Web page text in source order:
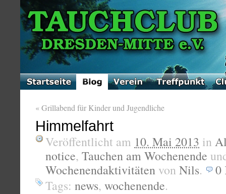
«Grillabend für Kinder und Jugendliche
Himmelfahrt
Veröffentlicht am 10. Mai 2013 in
notice, Tauchen am Wochenende
Wochenendaktivitäten von Nils. 0
Tags: news, wochenende.